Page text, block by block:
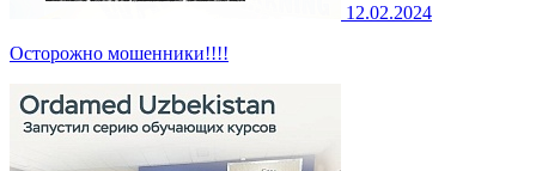
12.02.2024
Осторожно мошенники!!!!